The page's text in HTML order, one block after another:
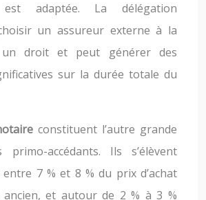
est adaptée. La délégation
un assureur externe à la
un droit et peut générer des
sur la durée totale du
constituent l’autre grande
primo-accédants. Ils s’élèvent
7 % et 8 % du prix d’achat
et autour de 2 % à 3 %